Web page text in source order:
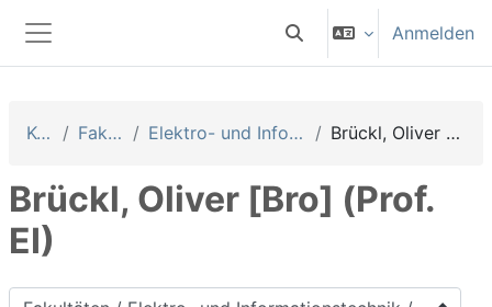
Website-Übersicht
Sucheingabe umschalten
Anmelden
Kurse Fakultäten Elektro- und Informationstechnik Brückl, Oliver [Bro] (Prof. EI)
Brückl, Oliver [Bro] (Prof.
EI)